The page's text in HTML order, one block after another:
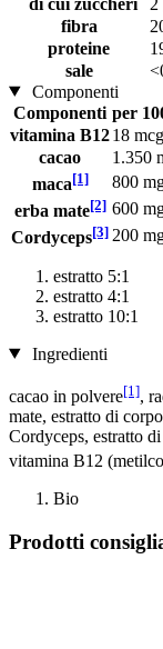
fibra
proteine
sale
Componenti
Componenti per
vitamina B1218 mcg
cacao
1.350
maca[1]
800
erba mate[2] 600
Cordyceps[3] 200
estratto 5:1
estratto 4:1
estratto 10:1
Ingredienti
cacao in polvere[1],
mate, estratto di
Cordyceps, estratto
vitamina B12
Bio
Prodotti